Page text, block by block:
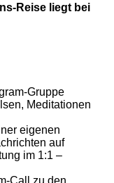
Reise liegt bei
Gruppe
Meditationen
eigenen
auf
im 1:1 –
Call zu den